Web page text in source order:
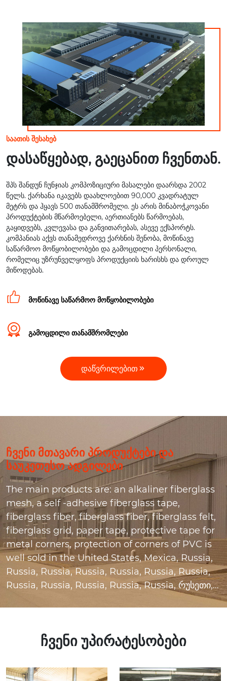
საათის შესახებ
დასაწყებად, გაეცანით ჩვენთან.
შპს შანდუნ ჩუნჯიას კომპოზიციური მასალები დაარსდა 2002
წელს. ქარხანა იკავებს დაახლოებით 90,000 კვადრატულ
მეტრს და ჰყავს 500 თანამშრომელი. ეს არის მინაბოჭკოვანი
პროდუქტების მწარმოებელი, აერთიანებს წარმოებას,
გაყიდვებს, კვლევასა და განვითარებას, ასევე ექსპორტს.
კომპანიას აქვს თანამედროვე ქარხნის შენობა, მოწინავე
საწარმოო მოწყობილობები და გამოცდილი პერსონალი,
რომელიც უზრუნველყოფს პროდუქციის ხარისხს და დროულ
მიწოდებას.
 მოწინავე საწარმოო მოწყობილობები
 გამოცდილი თანამშრომლები
დაწვრილებით 
ჩვენი მთავარი პროდუქტები და
საუკეთესო ადგილები
The main products are: an alkaliner fiberglass
mesh, a self -adhesive fiberglass tape,
fiberglass fiber, fiberglass fiber, fiberglass felt,
fiberglass grid, paper tape, protective tape for
metal corners, protection of corners of PVC is
well sold in the United States, Mexica, Russia,
Russia, Russia, Russia, Russia, Russia, Russia,
Russia, Russia, Russia, Russia, Russia, რუსეთი,
რუსეთი, რუსეთი, რუსეთი ბელორუსი, ბრაზილია,
ჩვენი უპირატესობები